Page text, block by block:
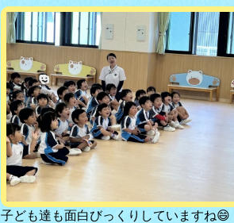
子ども達も面白びっくりしていますね😄